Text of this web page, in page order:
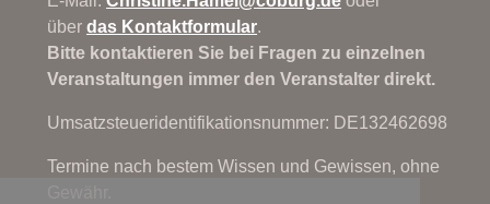
überdas Kontaktformular.
Bitte kontaktieren Sie bei Fragen zu einzelnen
Veranstaltungen immer den Veranstalter direkt.
Umsatzsteueridentifikationsnummer: DE132462698
Termine nach bestem Wissen und Gewissen, ohne